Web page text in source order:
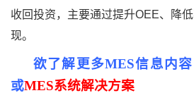
收回投资，主要通过提升OEE、降
现。
欲了解更多MES信息内
或MES系统解决方案